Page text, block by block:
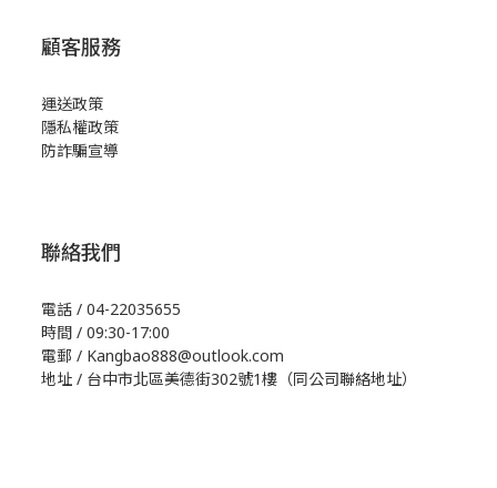
顧客服務
運送政策
隱私權政策
防詐騙宣導
聯絡我們
電話 / 04-22035655
時間 / 09:30-17:00
電郵 / Kangbao888@outlook.com
地址 / 台中市北區美德街302號1樓（同公司聯絡地址）